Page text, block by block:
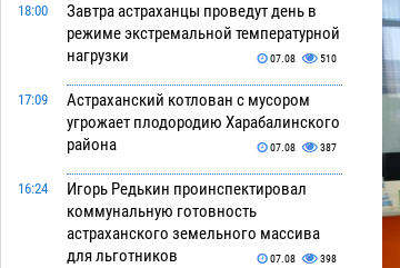
18:00
Завтра астраханцы проведут день в
режиме экстремальной температурной
нагрузки
07.08 510
17:09
Астраханский котлован с мусором
угрожает плодородию Харабалинского
района
07.08 387
16:24
Игорь Редькин проинспектировал
коммунальную готовность
астраханского земельного массива
для льготников
07.08 398